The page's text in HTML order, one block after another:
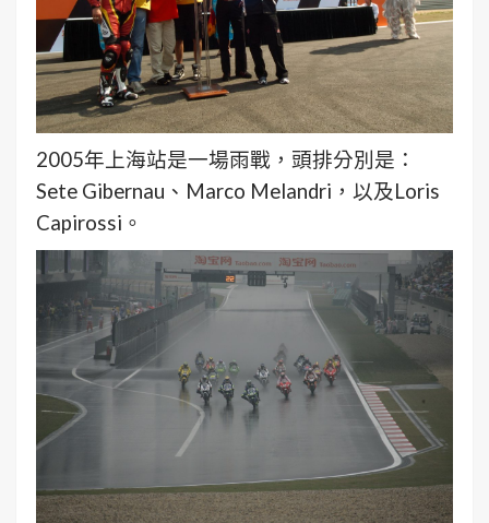
2005年上海站是一場雨戰，頭排分別是：
Sete Gibernau、Marco Melandri，以及Loris
Capirossi。